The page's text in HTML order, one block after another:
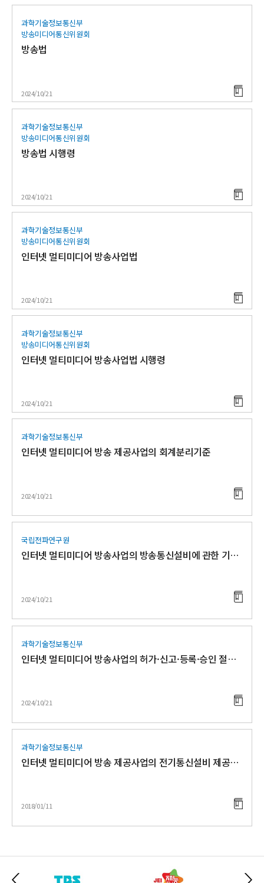
과학기술정보통신부
방송미디어통신위원회
방송법
2024/10/21
과학기술정보통신부
방송미디어통신위원회
방송법 시행령
2024/10/21
과학기술정보통신부
방송미디어통신위원회
인터넷 멀티미디어 방송사업법
2024/10/21
과학기술정보통신부
방송미디어통신위원회
인터넷 멀티미디어 방송사업법 시행령
2024/10/21
과학기술정보통신부
인터넷 멀티미디어 방송 제공사업의 회계분리기준
2024/10/21
국립전파연구원
인터넷 멀티미디어 방송사업의 방송통신설비에 관한 기술 기준
2024/10/21
과학기술정보통신부
인터넷 멀티미디어 방송사업의 허가·신고·등록·승인 절차 및 기준
2024/10/21
과학기술정보통신부
인터넷 멀티미디어 방송 제공사업의 전기통신설비 제공기준
2018/01/11